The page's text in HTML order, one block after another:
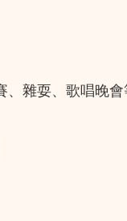
雜耍、歌唱晚會